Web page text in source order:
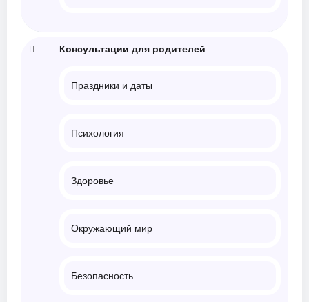
Консультации для родителей
Праздники и даты
Психология
Здоровье
Окружающий мир
Безопасность